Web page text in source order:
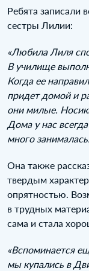
Ребята записали
сестры Лилии:
«Любила Лиля
В училище
Когда ее
придет домой и
они милые.
Дома у нас
много
Она также
твердым
опрятностью.
в трудных
сама и стала
«Вспоминается
мы купались в